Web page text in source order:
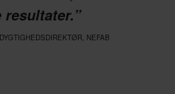
resultater.”
NEFAB